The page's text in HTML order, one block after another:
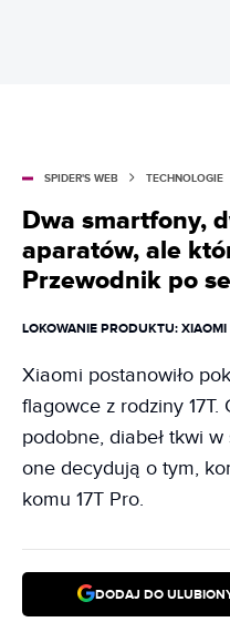
SPIDER'S WEB TECHNOLOGIE
Dwa smartfony,
aparatów, ale
Przewodnik po
LOKOWANIE PRODUKTU: XIAOMI
Xiaomi postanowiło
flagowce z rodziny
podobne, diabeł tkwi w
one decydują o tym,
komu 17T Pro.
DODAJ DO